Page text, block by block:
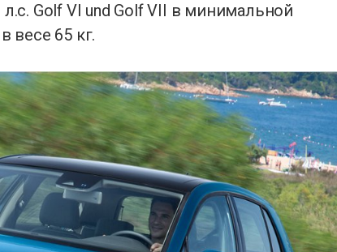
Golf VI und Golf VII в минимальной
весе 65 кг.